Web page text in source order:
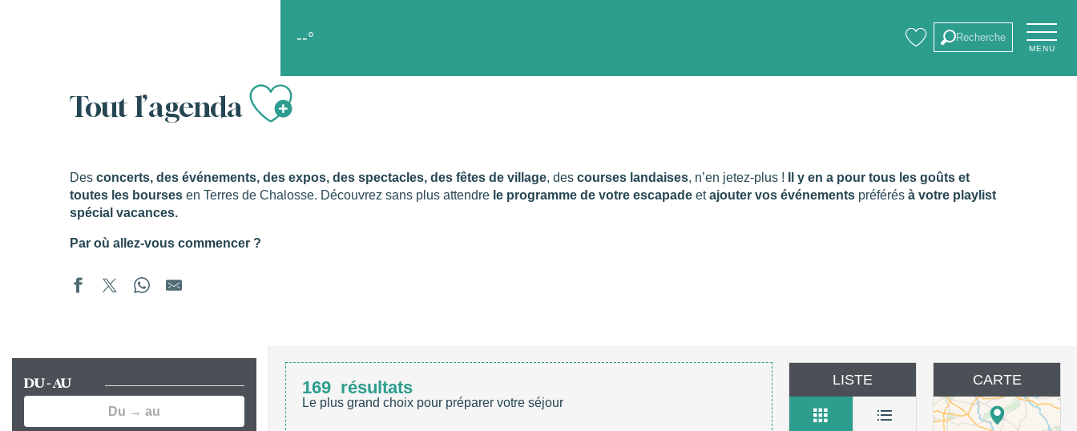
--°
Recherche
MENU
Tout l’agendaAjouter aux favoris
Des concerts, des événements, des expos, des spectacles, des fêtes de village, des courses landaises, n’en jetez-plus !
Il y en a pour tous les goûts et
toutes les bourses en Terres de Chalosse. Découvrez sans plus attendre le programme de votre escapade etajouter vos événements préférés à votre playlist
spécial vacances.
Par où allez-vous commencer ?
DU - AU 169 résultats
Le plus grand choix pour préparer votre séjour
LISTE CARTE